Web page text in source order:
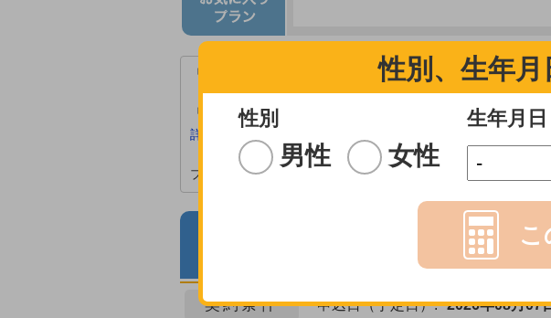
性別、生年月
性別
男性 女性
生年月日
こ
「スーパー2000」は、本ページ下部の商品リンクバナーの「
「楽天生命スーパー医療保険」における入院給付金日額1,000
詳しくはこちら
ブラウザの[戻る]を使用しないでください。選択したプランが
契約条件 申込日（予定日）: 2026年08月07